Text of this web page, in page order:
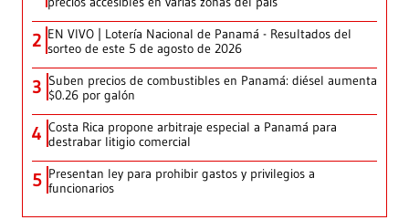
2 EN VIVO | Lotería Nacional de Panamá - Resultados del
sorteo de este 5 de agosto de 2026
3 Suben precios de combustibles en Panamá: diésel aumenta
$0.26 por galón
4 Costa Rica propone arbitraje especial a Panamá para
destrabar litigio comercial
5 Presentan ley para prohibir gastos y privilegios a
funcionarios